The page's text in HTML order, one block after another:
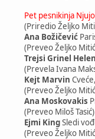
Pet pesnikinja
(Priredio Željko
Ana Božičević
(Preveo Željko
Trejsi Grinel
(Prevela Ivana
Kejt Marvin
(Preveo Željko
Ana Moskovakis
(Preveo Miloš Tasić)
Ejmi KingSledi
(Preveo Željko